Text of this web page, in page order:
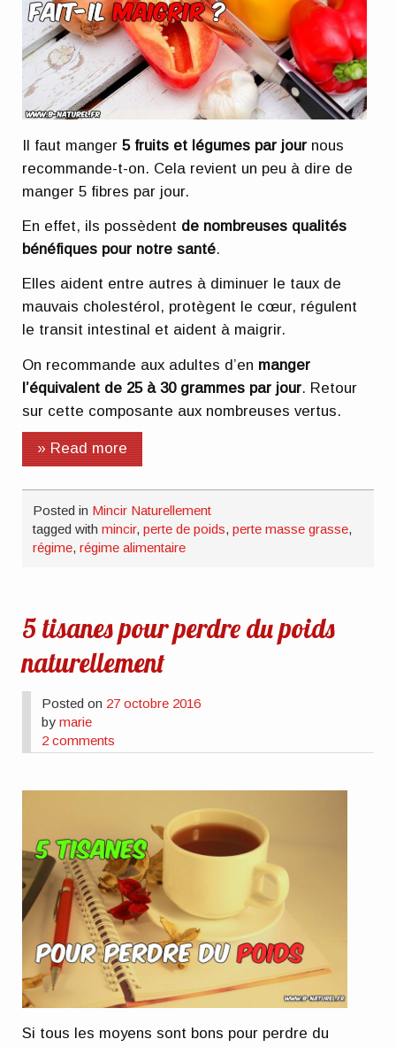
Il faut manger5 fruits et légumes par jour nous
recommande-t-on. Cela revient un peu à dire de
manger 5 fibres par jour.
En effet, ils possèdent de nombreuses qualités
bénéfiques pour notre santé.
Elles aident entre autres à diminuer le taux de
mauvais cholestérol, protègent le cœur, régulent
le transit intestinal et aident à maigrir.
On recommande aux adultes d’en manger
l’équivalent de 25 à 30 grammes par jour. Retour
sur cette composante aux nombreuses vertus.
» Read more
Posted in Mincir Naturellement
tagged withmincir,perte de poids,perte masse grasse,
régime,régime alimentaire
5 tisanes pour perdre du poids
naturellement
Posted on 27 octobre 2016
bymarie
2 comments
Si tous les moyens sont bons pour perdre du